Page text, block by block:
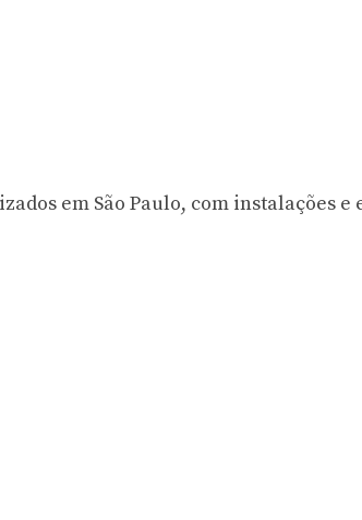
em São Paulo, com instalações e